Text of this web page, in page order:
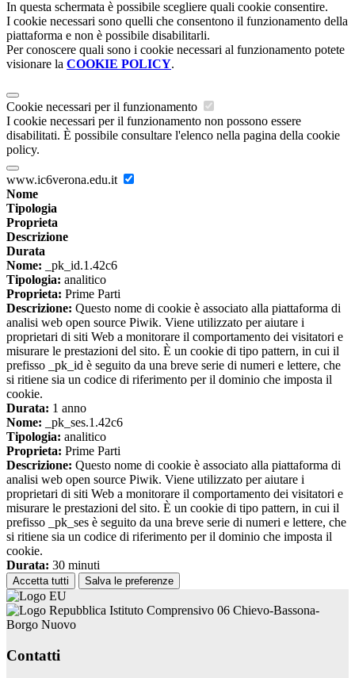
In questa schermata è possibile scegliere quali cookie consentire.
I cookie necessari sono quelli che consentono il funzionamento della
piattaforma e non è possibile disabilitarli.
Per conoscere quali sono i cookie necessari al funzionamento potete
visionare la COOKIE POLICY.
Cookie necessari per il funzionamento
I cookie necessari per il funzionamento non possono essere
disabilitati. È possibile consultare l'elenco nella pagina della cookie
policy.
www.ic6verona.edu.it
Nome
Tipologia
Proprieta
Descrizione
Durata
Nome: _pk_id.1.42c6
Tipologia: analitico
Proprieta: Prime Parti
Descrizione: Questo nome di cookie è associato alla piattaforma di
analisi web open source Piwik. Viene utilizzato per aiutare i
proprietari di siti Web a monitorare il comportamento dei visitatori e
misurare le prestazioni del sito. È un cookie di tipo pattern, in cui il
prefisso _pk_id è seguito da una breve serie di numeri e lettere, che
si ritiene sia un codice di riferimento per il dominio che imposta il
cookie.
Durata: 1 anno
Nome: _pk_ses.1.42c6
Tipologia: analitico
Proprieta: Prime Parti
Descrizione: Questo nome di cookie è associato alla piattaforma di
analisi web open source Piwik. Viene utilizzato per aiutare i
proprietari di siti Web a monitorare il comportamento dei visitatori e
misurare le prestazioni del sito. È un cookie di tipo pattern, in cui il
prefisso _pk_ses è seguito da una breve serie di numeri e lettere, che
si ritiene sia un codice di riferimento per il dominio che imposta il
cookie.
Durata: 30 minuti
Accetta tutti Salva le preferenze
Istituto Comprensivo 06 Chievo-Bassona-
Borgo Nuovo
Contatti